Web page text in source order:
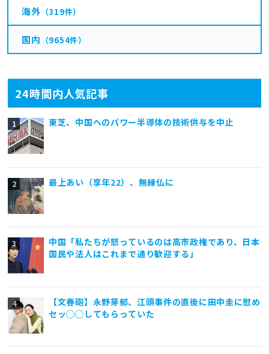
24時間内人気記事
東芝、中国へのパワー半導体の技術供与を中止
最上あい（享年22）、無縁仏に
中国「私たちが怒っているのは高市政権であり、日本
国民や法人はこれまで通り歓迎する」
【文春砲】永野芽郁、江頭事件の直後に田中圭に慰め
セッ◯◯してもらっていた
海外 （319件）
国内 （9654件）